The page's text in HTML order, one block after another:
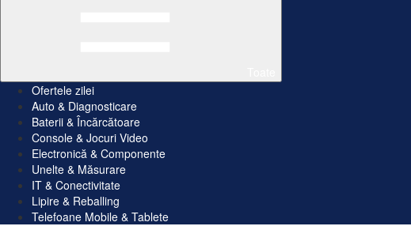
Ofertele zilei
Auto & Diagnosticare
Baterii & Încărcătoare
Console & Jocuri Video
Electronică & Componente
Unelte & Măsurare
IT & Conectivitate
Lipire & Reballing
Telefoane Mobile & Tablete